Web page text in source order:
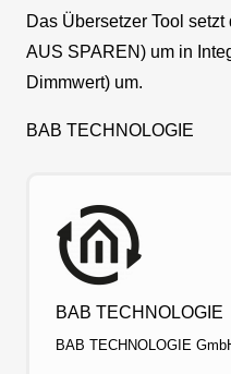
Das Übersetzer Tool
AUS SPAREN) um in
Dimmwert) um.
BAB TECHNOLOGIE
BAB TECHNOLOGIE
BAB TECHNOLOGIE